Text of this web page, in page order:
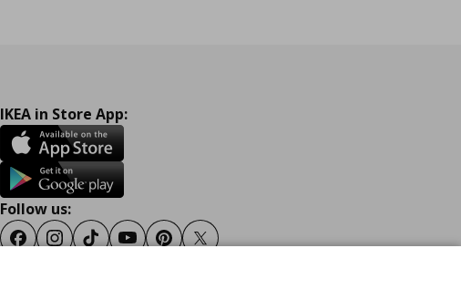
IKEA in Store App:
Follow us:
FacebookInstagram
TikTokYoutubePinterestTwitter